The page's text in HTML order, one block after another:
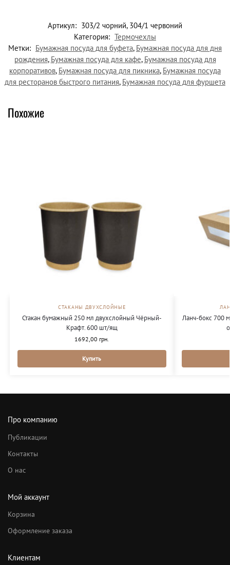
Артикул: 303/2 чорний, 304/1 червоний
Категория: Термочехлы
Метки: Бумажная посуда для буфета, Бумажная посуда для дня
рождения, Бумажная посуда для кафе, Бумажная посуда для
корпоративов, Бумажная посуда для пикника, Бумажная посуда
для ресторанов быстрого питания, Бумажная посуда для фуршета
Похожие
СТАКАНЫ ДВУХСЛОЙНЫЕ
Стакан бумажный 250 мл двухслойный Чёрный-
Крафт. 600 шт/ящ
1692,00 грн.
Купить
Ланч-бокс 700
Про компанию
Публикации
Контакты
О нас
Мой аккаунт
Корзина
Оформление заказа
Клиентам